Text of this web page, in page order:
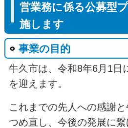
営業務に係る公募型
施します
事業の目的
牛久市は、令和8年6月1日
を迎えます。
これまでの先人への感謝
つめ直し、今後の発展に